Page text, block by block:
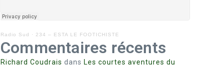
Radio Sud · 234 – ESTA LE FOOTICHISTE
Commentaires récents
Richard Coudrais dans Les courtes aventures du